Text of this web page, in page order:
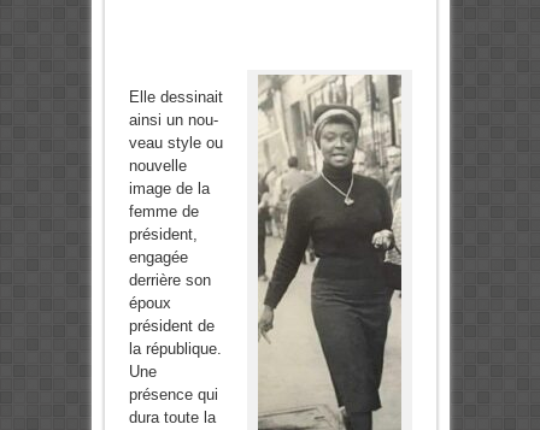
Elle dessinait
ainsi un nou­
veau style ou
nouvelle
image de la
femme de
président,
engagée
derrière son
époux
président de
la république.
Une
présence qui
dura toute la